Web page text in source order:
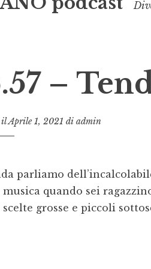
–
ilAprile 1, 2021 di admin
parliamo
musica quando sei
grosse e piccoli